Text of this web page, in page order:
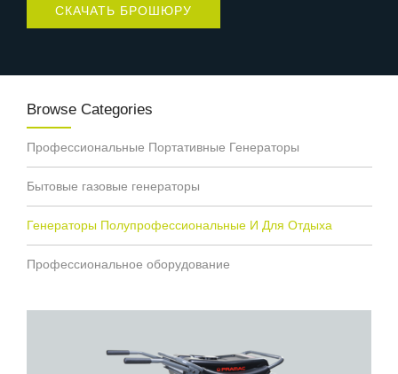
СКАЧАТЬ БРОШЮРУ
Browse Categories
Профессиональные Портативные Генераторы
Бытовые газовые генераторы
Генераторы Полупрофессиональные И Для Отдыха
Профессиональное оборудование